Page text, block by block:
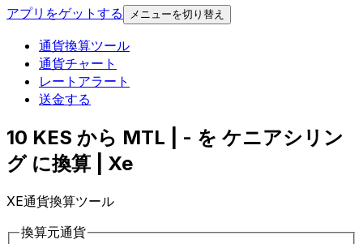
アプリをゲットする
メニューを切り替え
通貨換算ツール
通貨チャート
レートアラート
送金する
10 KES から MTL | - を ケニアシリン
グ に換算 | Xe
XE通貨換算ツール
換算元通貨